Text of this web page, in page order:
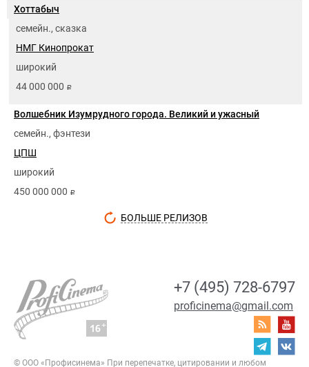
Хоттабыч
семейн., сказка
НМГ Кинопрокат
широкий
44 000 000 руб.
Волшебник Изумрудного города. Великий и ужасный
семейн., фэнтези
ЦПШ
широкий
450 000 000 руб.
БОЛЬШЕ РЕЛИЗОВ
+7 (495) 728-6797
proficinema@gmail.com
© ООО «Профисинема» При перепечатке, цитировании и любом